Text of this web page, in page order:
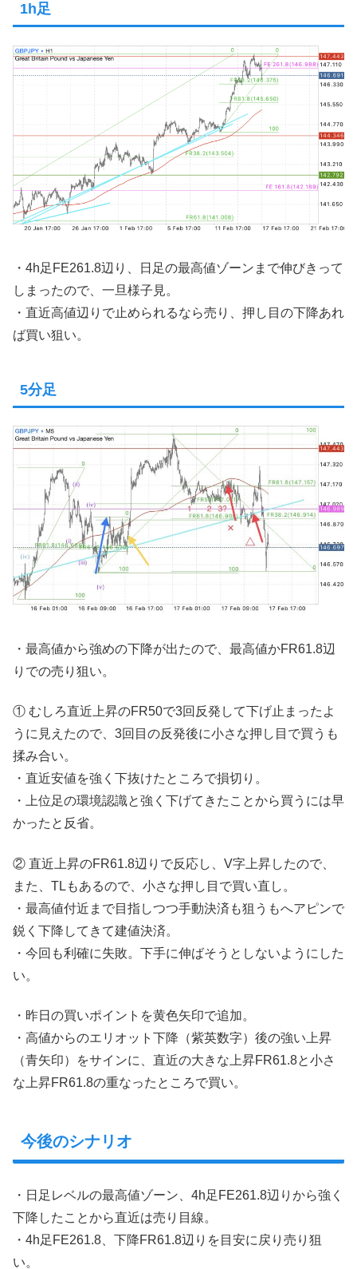
1h足
・4h足FE261.8辺り、日足の最高値ゾーンまで伸びきって
しまったので、一旦様子見。
・直近高値辺りで止められるなら売り、押し目の下降あれ
ば買い狙い。
5分足
・最高値から強めの下降が出たので、最高値かFR61.8辺
りでの売り狙い。
① むしろ直近上昇のFR50で3回反発して下げ止まったよ
うに見えたので、3回目の反発後に小さな押し目で買うも
揉み合い。
・直近安値を強く下抜けたところで損切り。
・上位足の環境認識と強く下げてきたことから買うには早
かったと反省。
② 直近上昇のFR61.8辺りで反応し、V字上昇したので、
また、TLもあるので、小さな押し目で買い直し。
・最高値付近まで目指しつつ手動決済も狙うもへアピンで
鋭く下降してきて建値決済。
・今回も利確に失敗。下手に伸ばそうとしないようにした
い。
・昨日の買いポイントを黄色矢印で追加。
・高値からのエリオット下降（紫英数字）後の強い上昇
（青矢印）をサインに、直近の大きな上昇FR61.8と小さ
な上昇FR61.8の重なったところで買い。
今後のシナリオ
・日足レベルの最高値ゾーン、4h足FE261.8辺りから強く
下降したことから直近は売り目線。
・4h足FE261.8、下降FR61.8辺りを目安に戻り売り狙
い。